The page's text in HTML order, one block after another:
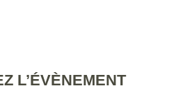
L’ÉVÈNEMENT